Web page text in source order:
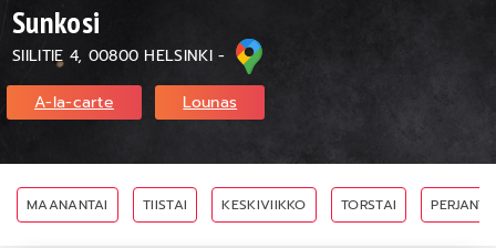
Sunkosi
SIILITIE 4, 00800 HELSINKI -
A-la-carte Lounas
MAANANTAI TIISTAI KESKIVIIKKO TORSTAI